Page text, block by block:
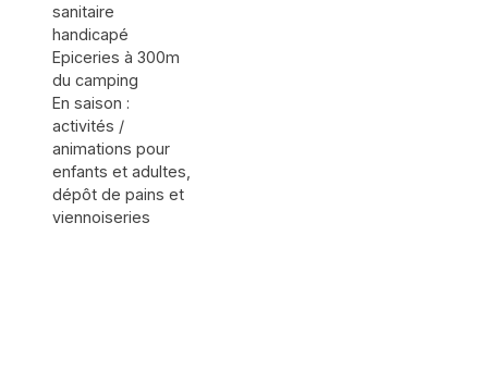
sanitaire
handicapé
Epiceries à 300m
du camping
En saison :
activités /
animations pour
enfants et adultes,
dépôt de pains et
viennoiseries